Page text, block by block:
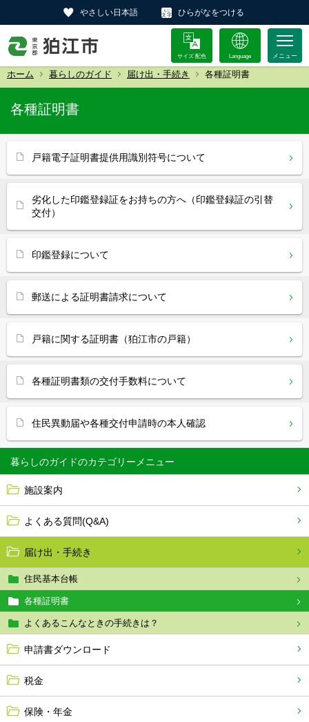
やさしい日本語 ひらがなをつける
サイズ 配色 Language
ホーム 暮らしのガイド 届け出・手続き 各種証明書
暮らしのガイド
施設案内
よくある質問(Q&A)
届け出・手続き
住民基本台帳
各種証明書
よくあるこんなときの手続きは？
申請書ダウンロード
税金
保険・年金
各種証明書
戸籍電子証明書提供用識別符号について
劣化した印鑑登録証をお持ちの方へ（印鑑登録証の引替
交付）
印鑑登録について
郵送による証明書請求について
戸籍に関する証明書（狛江市の戸籍）
各種証明書類の交付手数料について
住民異動届や各種交付申請時の本人確認